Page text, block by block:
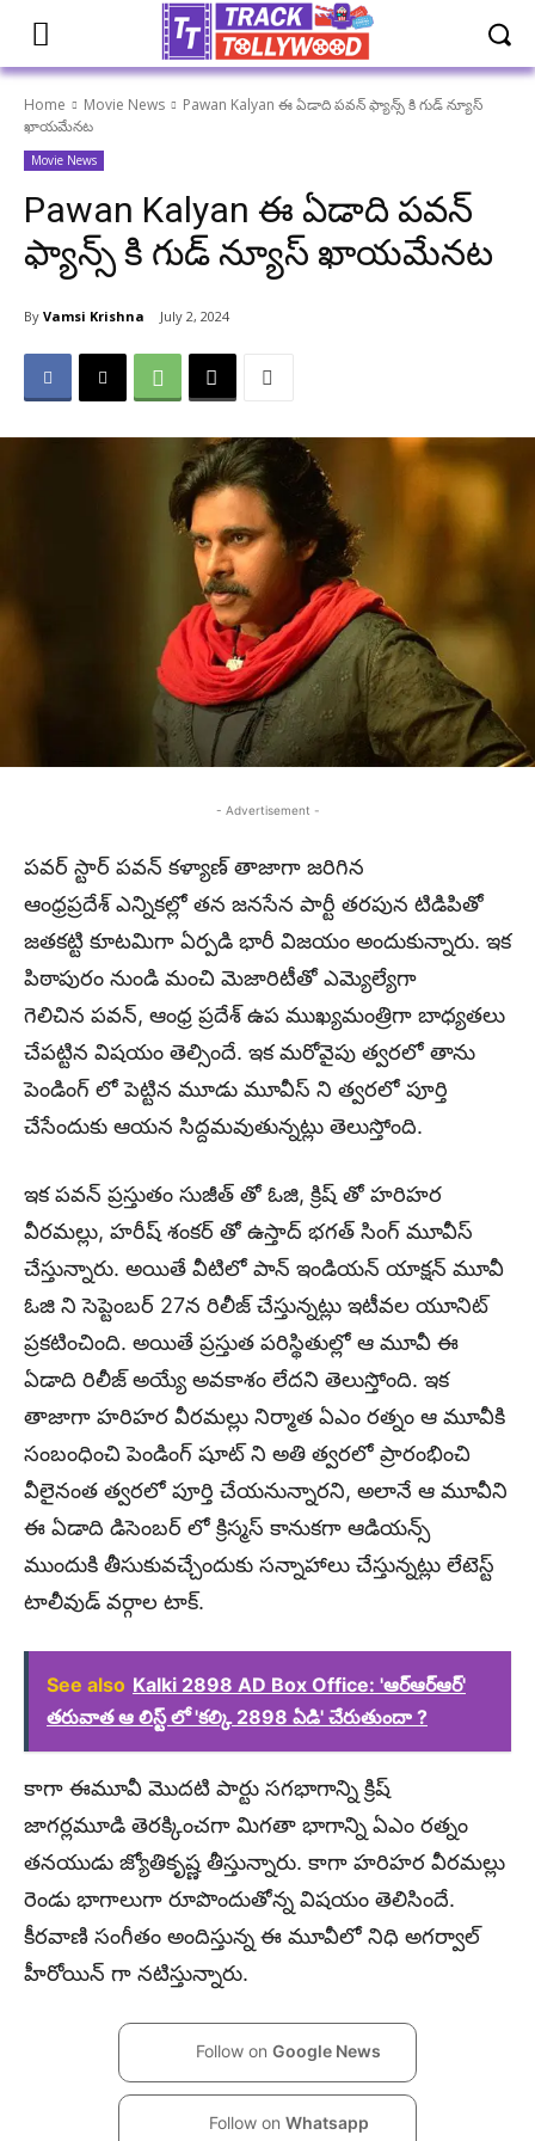
Home Movie News
Pawan Kalyan ఈ ఏడాది పవన్ ఫ్యాన్స్ కి గుడ్ న్యూస్
ఖాయమేనట
Movie News
Pawan Kalyan ఈ ఏడాది పవన్
ఫ్యాన్స్ కి గుడ్ న్యూస్ ఖాయమేనట
By Vamsi Krishna July 2, 2024
- Advertisement -
పవర్ స్టార్ పవన్ కళ్యాణ్ తాజాగా జరిగిన
ఆంధ్రప్రదేశ్ ఎన్నికల్లో తన జనసేన పార్టీ తరపున టిడిపితో
జతకట్టి కూటమిగా ఏర్పడి భారీ విజయం అందుకున్నారు. ఇక
పిఠాపురం నుండి మంచి మెజారిటీతో ఎమ్యెల్యేగా
గెలిచిన పవన్, ఆంధ్ర ప్రదేశ్ ఉప ముఖ్యమంత్రిగా బాధ్యతలు
చేపట్టిన విషయం తెల్సిందే. ఇక మరోవైపు త్వరలో తాను
పెండింగ్ లో పెట్టిన మూడు మూవీస్ ని త్వరలో పూర్తి
చేసేందుకు ఆయన సిద్దమవుతున్నట్లు తెలుస్తోంది.
ఇక పవన్ ప్రస్తుతం సుజీత్ తో ఓజి, క్రిష్ తో హరిహర
వీరమల్లు, హరీష్ శంకర్ తో ఉస్తాద్ భగత్ సింగ్ మూవీస్
చేస్తున్నారు. అయితే వీటిలో పాన్ ఇండియన్ యాక్షన్ మూవీ
ఓజి ని సెప్టెంబర్ 27న రిలీజ్ చేస్తున్నట్లు ఇటీవల యూనిట్
ప్రకటించింది. అయితే ప్రస్తుత పరిస్థితుల్లో ఆ మూవీ ఈ
ఏడాది రిలీజ్ అయ్యే అవకాశం లేదని తెలుస్తోంది. ఇక
తాజాగా హరిహర వీరమల్లు నిర్మాత ఏఎం రత్నం ఆ మూవీకి
సంబంధించి పెండింగ్ షూట్ ని అతి త్వరలో ప్రారంభించి
వీలైనంత త్వరలో పూర్తి చేయనున్నారని, అలానే ఆ మూవీని
ఈ ఏడాది డిసెంబర్ లో క్రిస్మస్ కానుకగా ఆడియన్స్
ముందుకి తీసుకువచ్చేందుకు సన్నాహాలు చేస్తున్నట్లు లేటెస్ట్
టాలీవుడ్ వర్గాల టాక్.
See also Kalki 2898 AD Box Office: 'ఆర్ఆర్ఆర్'
తరువాత ఆ లిస్ట్ లో 'కల్కి 2898 ఏడి' చేరుతుందా ?
కాగా ఈమూవీ మొదటి పార్టు సగభాగాన్ని క్రిష్
జాగర్లమూడి తెరక్కించగా మిగతా భాగాన్ని ఏఎం రత్నం
తనయుడు జ్యోతికృష్ణ తీస్తున్నారు. కాగా హరిహర వీరమల్లు
రెండు భాగాలుగా రూపొందుతోన్న విషయం తెలిసిందే.
కీరవాణి సంగీతం అందిస్తున్న ఈ మూవీలో నిధి అగర్వాల్
హీరోయిన్ గా నటిస్తున్నారు.
Follow on Google News
Follow on Whatsapp